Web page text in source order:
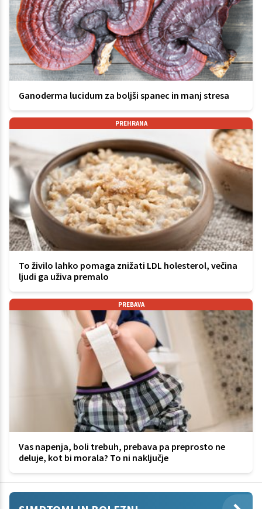
Ganoderma lucidum za boljši spanec in manj stresa
PREHRANA
To živilo lahko pomaga znižati LDL holesterol, večina
ljudi ga uživa premalo
PREBAVA
Vas napenja, boli trebuh, prebava pa preprosto ne
deluje, kot bi morala? To ni naključje